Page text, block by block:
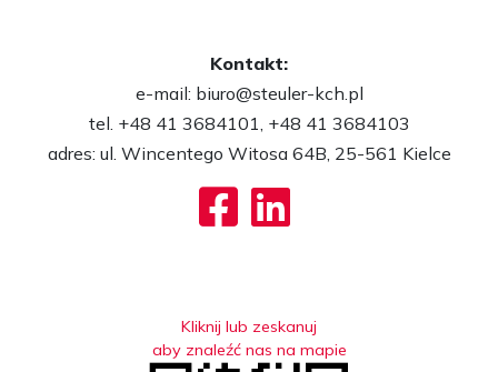
Kontakt:
e-mail: biuro@steuler-kch.pl
tel. +48 41 3684101, +48 41 3684103
adres: ul. Wincentego Witosa 64B, 25-561 Kielce
Kliknij lub zeskanuj
aby znaleźć nas na mapie